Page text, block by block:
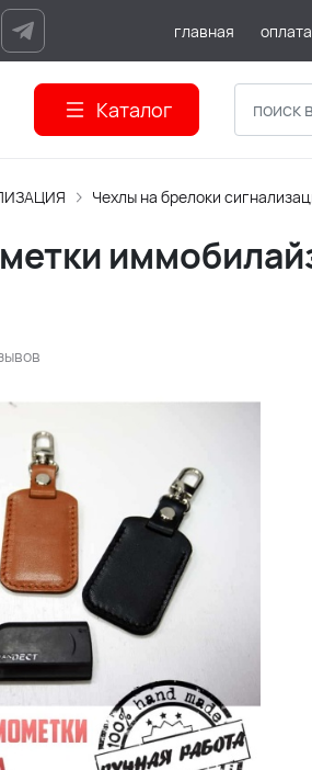
главная оплата
Каталог
Чехлы на брелоки